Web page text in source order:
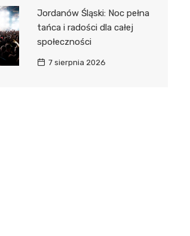
Jordanów Śląski: Noc pełna
tańca i radości dla całej
społeczności
7 sierpnia 2026